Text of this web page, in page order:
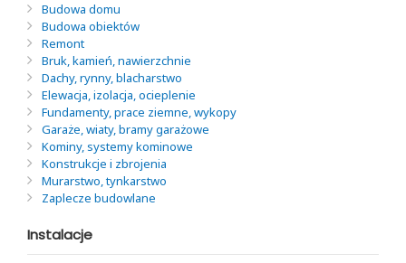
Budowa domu
Budowa obiektów
Remont
Bruk, kamień, nawierzchnie
Dachy, rynny, blacharstwo
Elewacja, izolacja, ocieplenie
Fundamenty, prace ziemne, wykopy
Garaże, wiaty, bramy garażowe
Kominy, systemy kominowe
Konstrukcje i zbrojenia
Murarstwo, tynkarstwo
Zaplecze budowlane
Instalacje